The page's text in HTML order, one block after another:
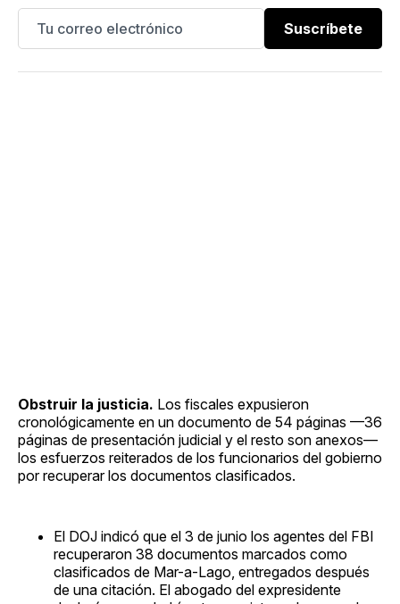
Suscríbete
Obstruir la justicia. Los fiscales expusieron
cronológicamente en un documento de 54 páginas —36
páginas de presentación judicial y el resto son anexos—
los esfuerzos reiterados de los funcionarios del gobierno
por recuperar los documentos clasificados.
El DOJ indicó que el 3 de junio los agentes del FBI
recuperaron 38 documentos marcados como
clasificados de Mar-a-Lago, entregados después
de una citación. El abogado del expresidente